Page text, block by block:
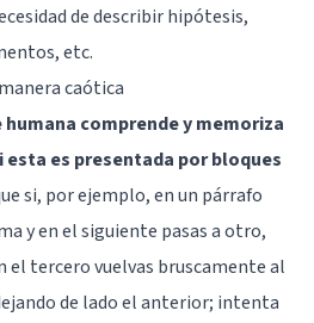
de describir hipótesis,
etc.
caótica
comprende y memoriza
es presentada por bloques
si, por ejemplo, en un párrafo
y en el siguiente pasas a otro,
el tercero vuelvas bruscamente al
de lado el anterior; intenta